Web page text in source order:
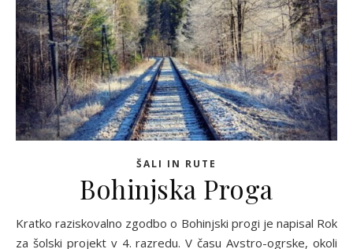
ŠALI IN RUTE
Bohinjska Proga
Kratko raziskovalno zgodbo o Bohinjski progi je napisal Rok
za šolski projekt v 4. razredu. V času Avstro-ogrske, okoli